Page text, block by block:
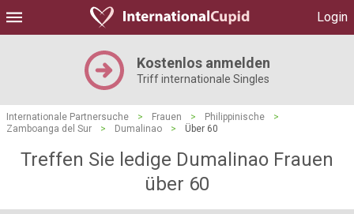
Login
Kostenlos anmelden
Triff internationale Singles
Internationale Partnersuche > Frauen > Philippinische
>
Zamboanga del Sur
> Dumalinao > Über 60
Treffen Sie ledige Dumalinao Frauen
über 60